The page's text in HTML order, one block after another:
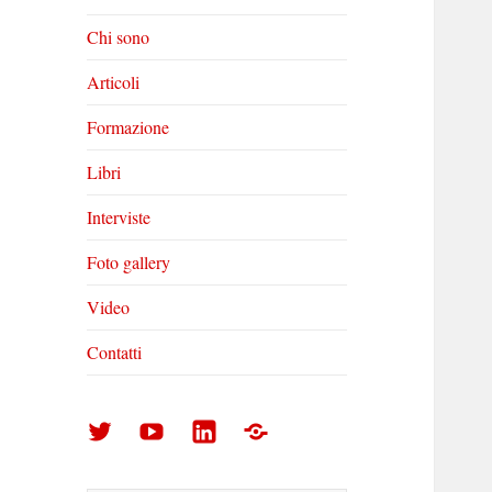
Chi sono
Articoli
Formazione
Libri
Interviste
Foto gallery
Video
Contatti
ArturoArturoArturoFoto